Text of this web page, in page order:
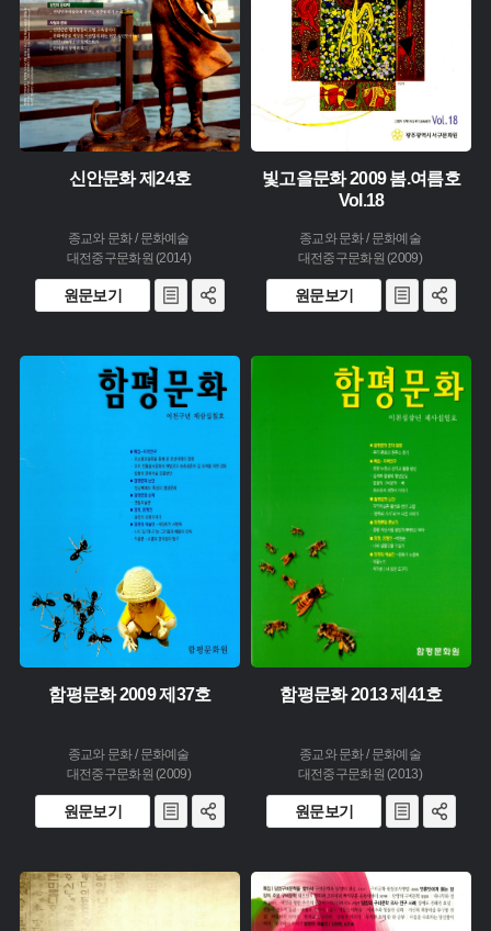
신안문화 제24호
종교와 문화 / 문화예술
대전중구문화원 (2014)
원문보기
빛고을문화 2009 봄.여름호
Vol.18
종교와 문화 / 문화예술
대전중구문화원 (2009)
원문보기
함평문화 2009 제37호
종교와 문화 / 문화예술
대전중구문화원 (2009)
원문보기
함평문화 2013 제41호
종교와 문화 / 문화예술
대전중구문화원 (2013)
원문보기